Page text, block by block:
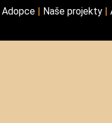
Adopce Naše projekty